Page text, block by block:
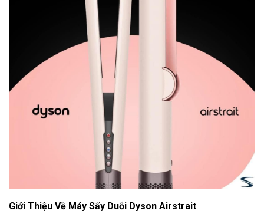
Giới Thiệu Về Máy Sấy Duỗi Dyson Airstrait